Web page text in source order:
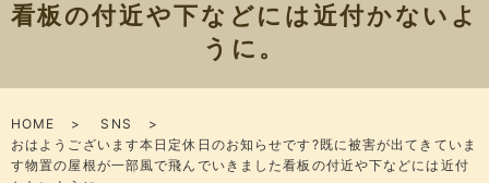
看板の付近や下などには近付かないよ
うに。
HOME
SNS
おはようございます本日定休日のお知らせです?既に被害が出てきていま
す物置の屋根が一部風で飛んでいきました看板の付近や下などには近付